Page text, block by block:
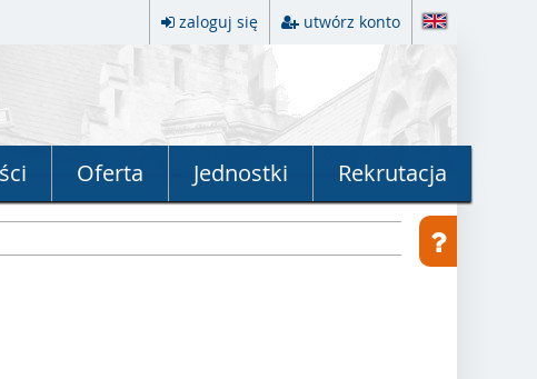
zaloguj się utwórz konto
Oferta Jednostki Rekrutacja